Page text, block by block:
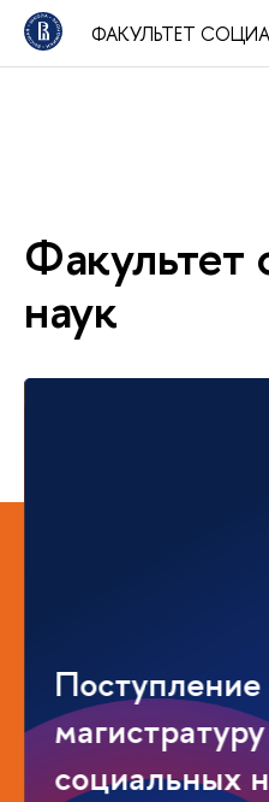
ФАКУЛЬТЕТ
Факультет
наук
Поступление
социальных